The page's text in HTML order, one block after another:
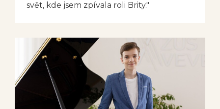
svět, kde jsem zpívala roli Brity."